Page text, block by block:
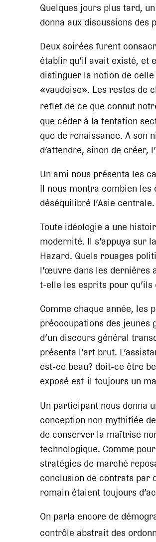
Quelques jours plus tard,
donna aux discussions
Deux soirées furent
établir qu’il avait existé, et
distinguer la notion de
«vaudoise». Les restes de
reflet de ce que connut
que céder à la tentation
que de renaissance. A son
d’attendre, sinon de créer,
Un ami nous présenta les
Il nous montra combien
déséquilibré l’Asie
Toute idéologie a une
modernité. Il s’appuya sur la
Hazard. Quels rouages
l’œuvre dans les dernières
t-elle les esprits pour
Comme chaque année, les
préoccupations des
d’un discours général
présenta l’art brut.
est-ce beau? doit-ce être
exposé est-il toujours un
Un participant nous donna
conception non mythifiée
de conserver la maîtrise
technologique. Comme
stratégies de marché
conclusion de contrats par
romain étaient toujours
On parla encore de
contrôle abstrait des